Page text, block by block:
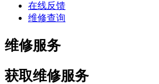
在线反馈
维修查询
维修服务
获取维修服务